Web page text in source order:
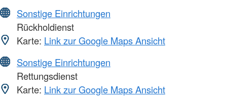
Sonstige Einrichtungen
Rückholdienst
Karte: Link zur Google Maps Ansicht
Sonstige Einrichtungen
Rettungsdienst
Karte: Link zur Google Maps Ansicht